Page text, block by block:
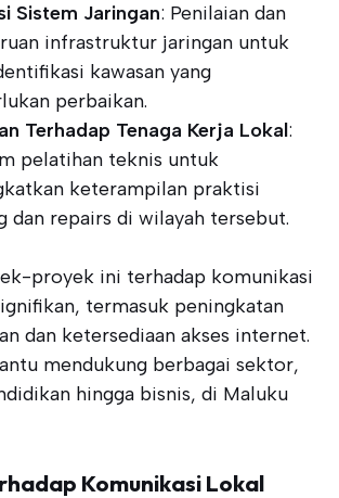
Sistem Jaringan: Penilaian dan
infrastruktur jaringan untuk
kawasan yang
perbaikan.
Terhadap Tenaga Kerja Lokal:
pelatihan teknis untuk
keterampilan praktisi
dan repairs di wilayah tersebut.
proyek ini terhadap komunikasi
termasuk peningkatan
dan ketersediaan akses internet.
mendukung berbagai sektor,
hingga bisnis, di Maluku
Komunikasi Lokal